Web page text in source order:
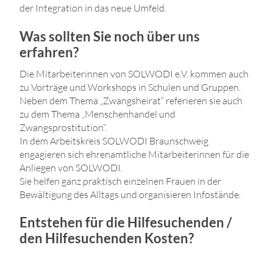
der Integration in das neue Umfeld.
Was sollten Sie noch über uns
erfahren?
Die Mitarbeiterinnen von SOLWODI e.V. kommen auch
zu Vorträge und Workshops in Schulen und Gruppen.
Neben dem Thema „Zwangsheirat“ referieren sie auch
zu dem Thema „Menschenhandel und
Zwangsprostitution“.
In dem Arbeitskreis SOLWODI Braunschweig
engagieren sich ehrenamtliche Mitarbeiterinnen für die
Anliegen von SOLWODI.
Sie helfen ganz praktisch einzelnen Frauen in der
Bewältigung des Alltags und organisieren Infostände.
Entstehen für die Hilfesuchenden /
den Hilfesuchenden Kosten?